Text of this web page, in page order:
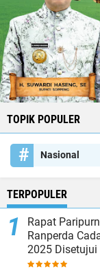
TOPIK POPULER
Nasional
TERPOPULER
Rapat
Ranperda
2025
Catatan